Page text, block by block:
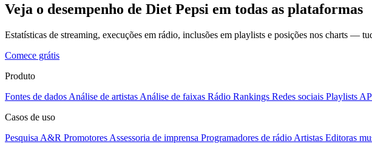
Veja o desempenho de Diet Pepsi em todas as plataformas
Estatísticas de streaming, execuções em rádio, inclusões em playlists e posições nos charts —
Comece grátis
Produto
Fontes de dados Análise de artistas Análise de faixas Rádio Rankings Redes sociais Playlists
Casos de uso
Pesquisa A&R Promotores Assessoria de imprensa Programadores de rádio Artistas Editoras